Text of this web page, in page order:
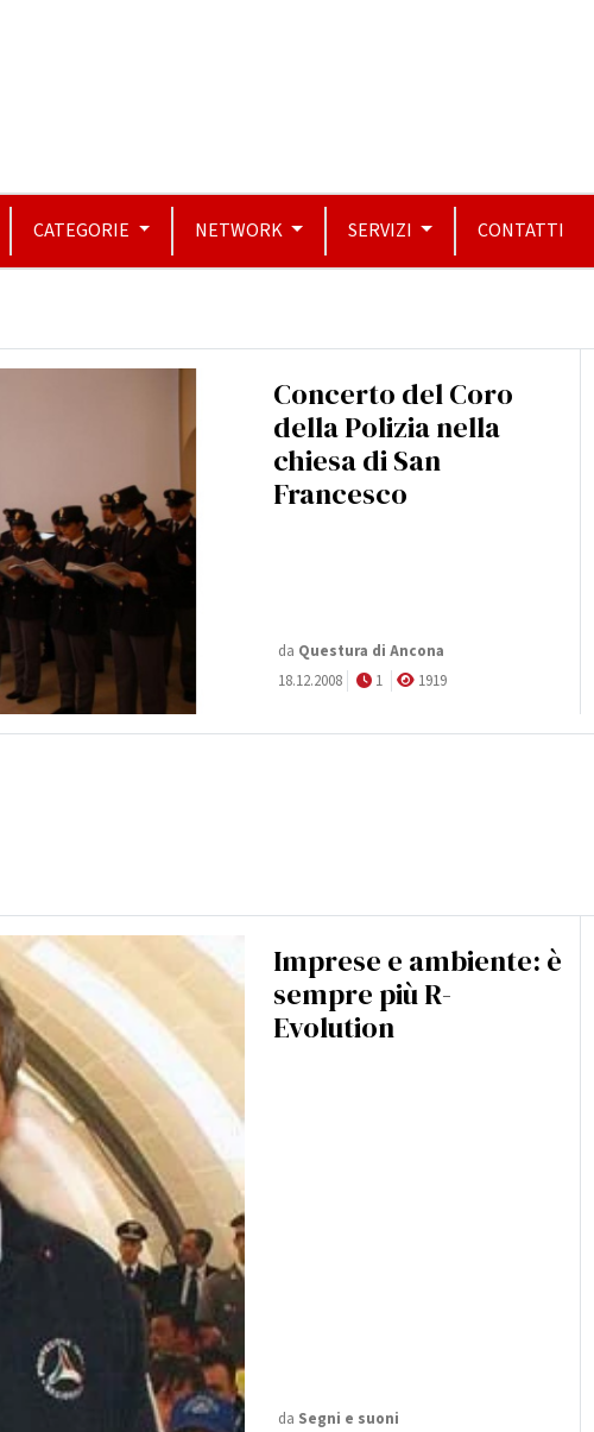
CATEGORIE NETWORK SERVIZI CONTATTI
Concerto del Coro
della Polizia nella
chiesa di San
Francesco
da Questura di Ancona
18.12.2008
1 1919
Imprese e ambiente: è
sempre più R-
Evolution
da Segni e suoni